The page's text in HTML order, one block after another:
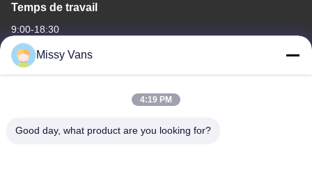
Temps de travail
9:00-18:30
Notre adresse
N° 8028, centre industriel Jincheng, rue Lixin Sud, rue Fuyong,
Missy Vans
4:19 PM
Good day, what product are you looking for?